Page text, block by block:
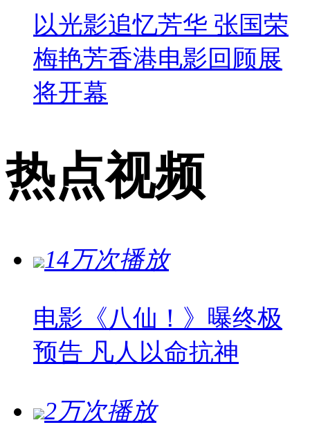
以光影追忆芳华 张国荣
梅艳芳香港电影回顾展
将开幕
热点视频
14万次播放
电影《八仙！》曝终极
预告 凡人以命抗神
2万次播放